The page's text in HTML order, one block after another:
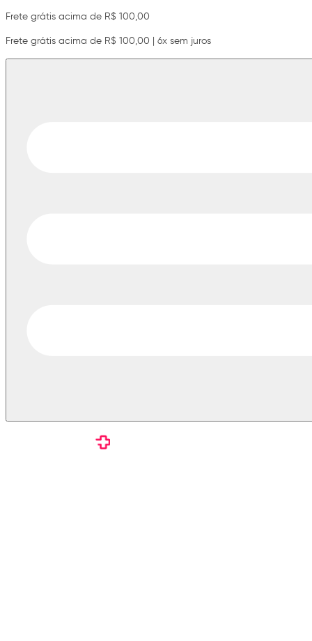
Frete grátis acima de R$ 100,00
Frete grátis acima de R$ 100,00 | 6x sem juros